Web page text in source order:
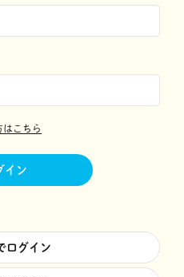
はこちら
イン
ログイン